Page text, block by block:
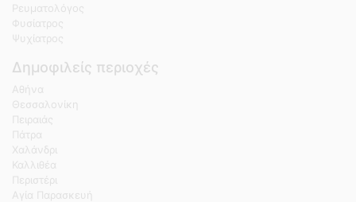
Ρευματολόγος
Φυσίατρος
Ψυχίατρος
Δημοφιλείς περιοχές
Αθήνα
Θεσσαλονίκη
Πειραιάς
Πάτρα
Χαλάνδρι
Καλλιθέα
Περιστέρι
Αγία Παρασκευή